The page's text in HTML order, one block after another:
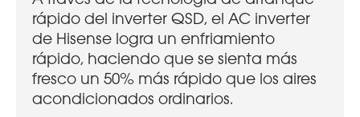
rápido del inverter QSD, el AC inverter
de Hisense logra un enfriamiento
rápido, haciendo que se sienta más
fresco un 50% más rápido que los aires
acondicionados ordinarios.